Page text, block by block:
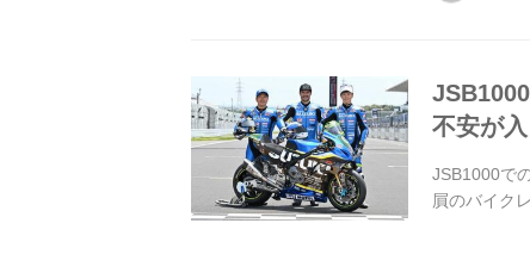
不安が
JSB1000で
屓のバイク